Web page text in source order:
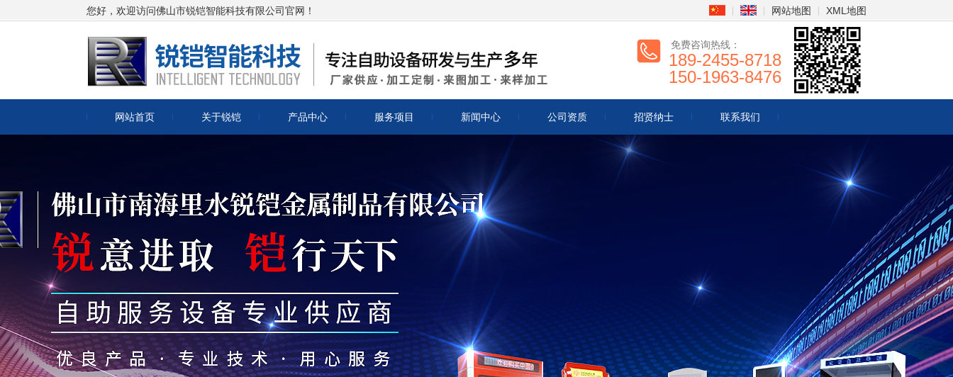
您好，欢迎访问佛山市锐铠智能科技有限公司官网！ 网站地图 XML地图
免费咨询热线：
189-2455-8718
150-1963-8476
网站首页 关于锐铠 产品中心 服务项目 新闻中心 公司资质 招贤纳士 联系我们